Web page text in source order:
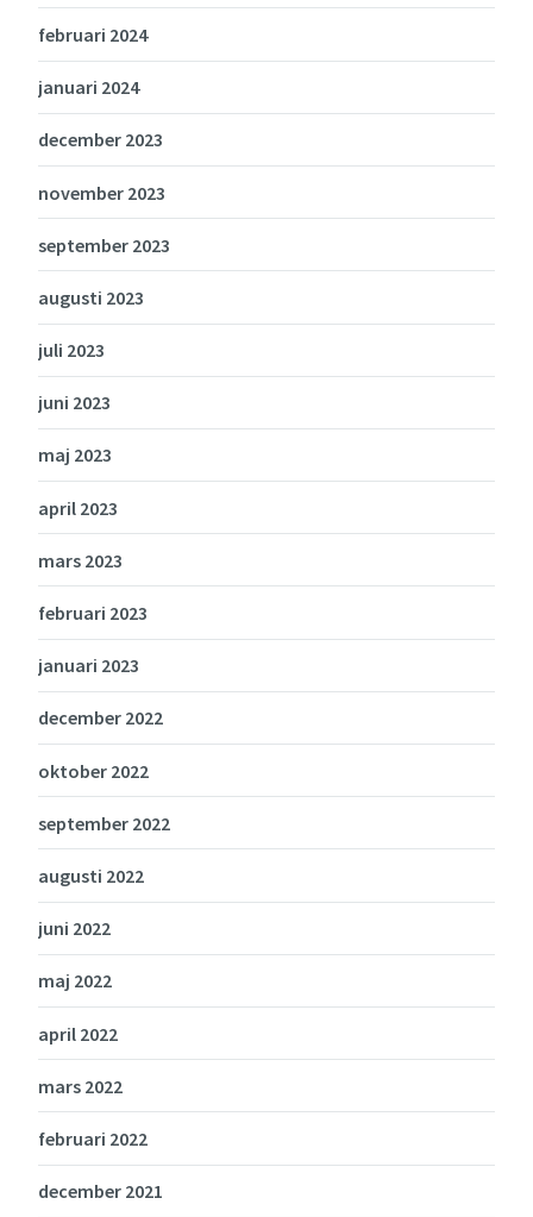
februari 2024
januari 2024
december 2023
november 2023
september 2023
augusti 2023
juli 2023
juni 2023
maj 2023
april 2023
mars 2023
februari 2023
januari 2023
december 2022
oktober 2022
september 2022
augusti 2022
juni 2022
maj 2022
april 2022
mars 2022
februari 2022
december 2021